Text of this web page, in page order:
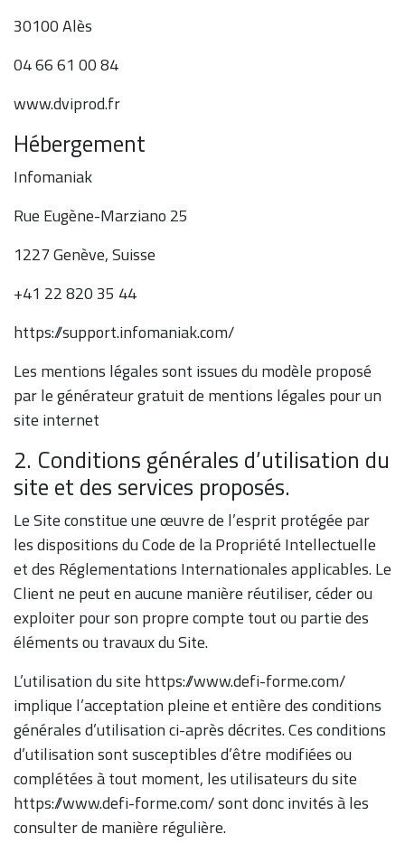
30100 Alès
04 66 61 00 84
www.dviprod.fr
Hébergement
Infomaniak
Rue Eugène-Marziano 25
1227 Genève, Suisse
+41 22 820 35 44
https://support.infomaniak.com/
Les mentions légales sont issues du modèle proposé
par le générateur gratuit de mentions légales pour un
site internet
2. Conditions générales d’utilisation du
site et des services proposés.
Le Site constitue une œuvre de l’esprit protégée par
les dispositions du Code de la Propriété Intellectuelle
et des Réglementations Internationales applicables. Le
Client ne peut en aucune manière réutiliser, céder ou
exploiter pour son propre compte tout ou partie des
éléments ou travaux du Site.
L’utilisation du site https://www.defi-forme.com/
implique l’acceptation pleine et entière des conditions
générales d’utilisation ci-après décrites. Ces conditions
d’utilisation sont susceptibles d’être modifiées ou
complétées à tout moment, les utilisateurs du site
https://www.defi-forme.com/ sont donc invités à les
consulter de manière régulière.